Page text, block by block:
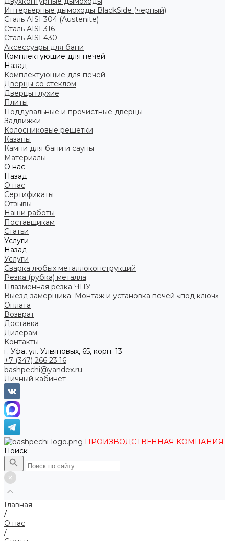
Интерьерные дымоходы BlackSide (черный)
Сталь AISI 304 (Austenite)
Сталь AISI 316
Сталь AISI 430
Аксессуары для бани
Комплектующие для печей
Назад
Комплектующие для печей
Дверцы со стеклом
Дверцы глухие
Плиты
Поддувальные и прочистные дверцы
Задвижки
Колосниковые решетки
Казаны
Камни для бани и сауны
Материалы
О нас
Назад
О нас
Сертификаты
Отзывы
Наши работы
Поставщикам
Статьи
Услуги
Назад
Услуги
Сварка любых металлоконструкций
Резка (рубка) металла
Плазменная резка ЧПУ
Выезд замерщика. Монтаж и установка печей «под ключ»
Оплата
Возврат
Доставка
Дилерам
Контакты
г. Уфа, ул. Ульяновых, 65, корп. 13
+7 (347) 266 23 16
bashpechi@yandex.ru
Личный кабинет
ПРОИЗВОДСТВЕННАЯ КОМПАНИЯ
Поиск
Главная
/
О нас
/